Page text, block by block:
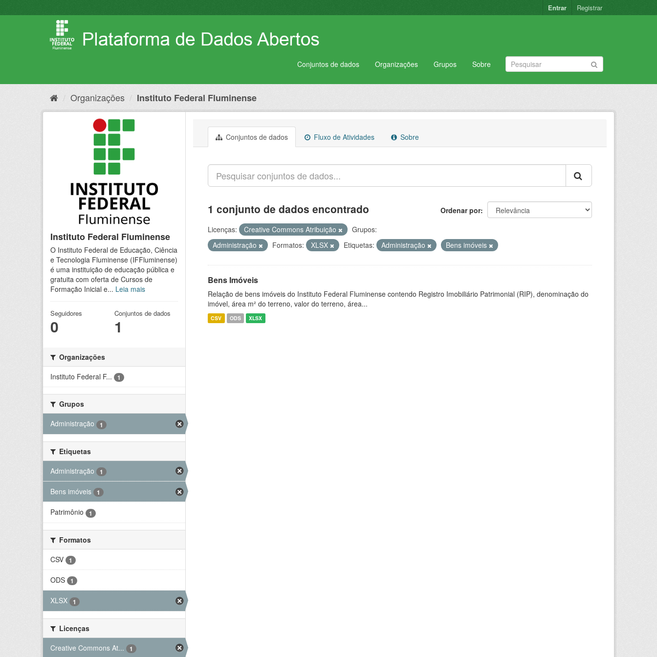
para
Entrar Registrar
Conjuntos de dados Organizações Grupos Sobre
Organizações Instituto Federal Fluminense
Instituto Federal Fluminense
O Instituto Federal de Educação, Ciência
e Tecnologia Fluminense (IFFluminense)
é uma instituição de educação pública e
gratuita com oferta de Cursos de
Formação Inicial e... Leia mais
Seguidores
0
Conjuntos de dados
1
Organizações
Instituto Federal F...
1
Grupos
Administração
1
Etiquetas
Administração
1
Bens imóveis 1
Patrimônio 1
Formatos
CSV
1
ODS 1
XLSX 1
Licenças
Creative Commons At...
1
Conjuntos de dados Fluxo de Atividades Sobre
Ordenar por
1 conjunto de dados encontrado
Licenças: Creative Commons Atribuição
Grupos:
Administração
Formatos: XLSX Etiquetas: Administração Bens imóveis
Bens Imóveis
Relação de bens imóveis do Instituto Federal Fluminense contendo Registro Imobiliário Patrimonial (RIP), denominação do
imóvel, área m² do terreno, valor do terreno, área...
CSV ODS XLSX